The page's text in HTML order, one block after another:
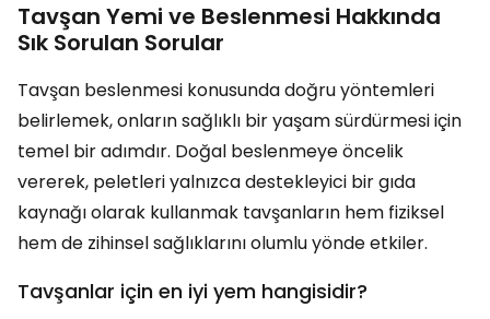
Tavşan Yemi ve Beslenmesi Hakkında
Sık Sorulan Sorular
Tavşan beslenmesi konusunda doğru yöntemleri
belirlemek, onların sağlıklı bir yaşam sürdürmesi için
temel bir adımdır. Doğal beslenmeye öncelik
vererek, peletleri yalnızca destekleyici bir gıda
kaynağı olarak kullanmak tavşanların hem fiziksel
hem de zihinsel sağlıklarını olumlu yönde etkiler.
Tavşanlar için en iyi yem hangisidir?